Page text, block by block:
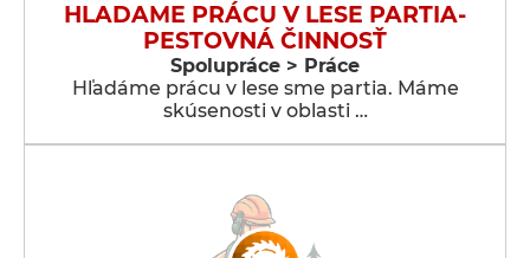
HLADAME PRÁCU V LESE PARTIA-
PESTOVNÁ ČINNOSŤ
Spolupráce > Práce
Hľadáme prácu v lese sme partia. Máme
skúsenosti v oblasti …